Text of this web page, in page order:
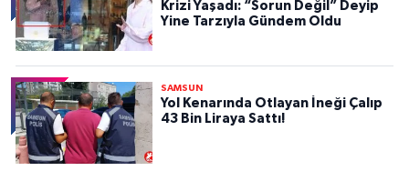
Krizi Yaşadı: “Sorun Değil” Deyip
Yine Tarzıyla Gündem Oldu
SAMSUN
Yol Kenarında Otlayan İneği Çalıp
43 Bin Liraya Sattı!